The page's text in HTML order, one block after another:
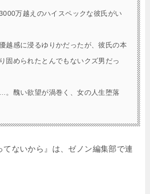
万越えのハイスペックな彼氏がい
越感に浸るゆりかだったが、彼氏の本
固められたとんでもないクズ男だっ
。醜い欲望が渦巻く、女の人生堕落
てないから』は、ゼノン編集部で連